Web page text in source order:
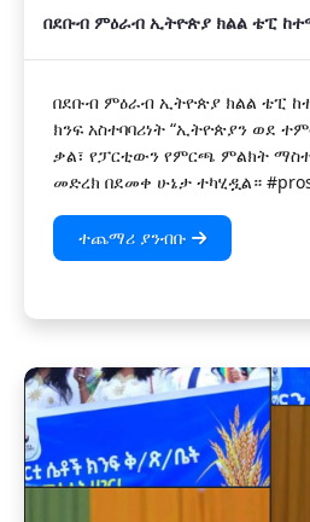
በደቡብ ምዕራብ ኢትዮጵያ ክልል ቴፒ
በደቡብ ምዕራብ ኢትዮጵያ ክልል ቴፒ
ክንፍ አስተባባሪነት “ኢትዮጵያን ወደ
ቃል፣ የፓርቲውን የምርጫ ምልክት
መድረክ በደመቀ ሁኔታ ተካሂዷል።
ተጨማሪ ያንብቡ